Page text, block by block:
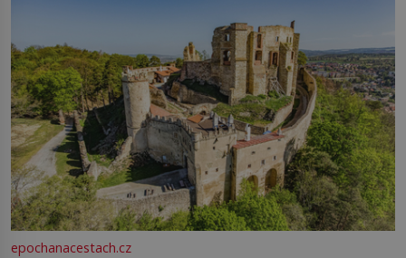
epochanacestach.cz